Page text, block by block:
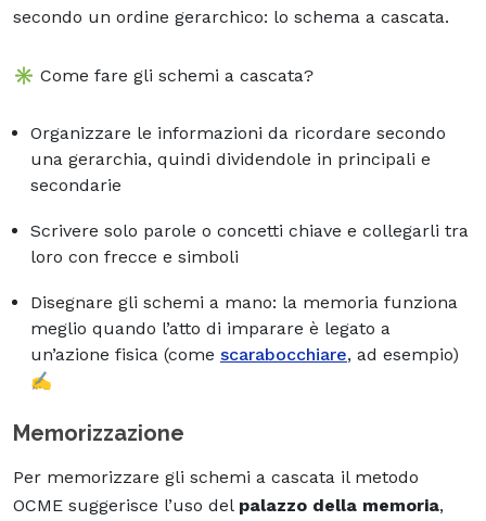
secondo un ordine gerarchico: lo schema a cascata.
✳️ Come fare gli schemi a cascata?
Organizzare le informazioni da ricordare secondo
una gerarchia, quindi dividendole in principali e
secondarie
Scrivere solo parole o concetti chiave e collegarli tra
loro con frecce e simboli
Disegnare gli schemi a mano: la memoria funziona
meglio quando l’atto di imparare è legato a
un’azione fisica (come scarabocchiare, ad esempio)
✍️
Memorizzazione
Per memorizzare gli schemi a cascata il metodo
OCME suggerisce l’uso del palazzo della memoria,